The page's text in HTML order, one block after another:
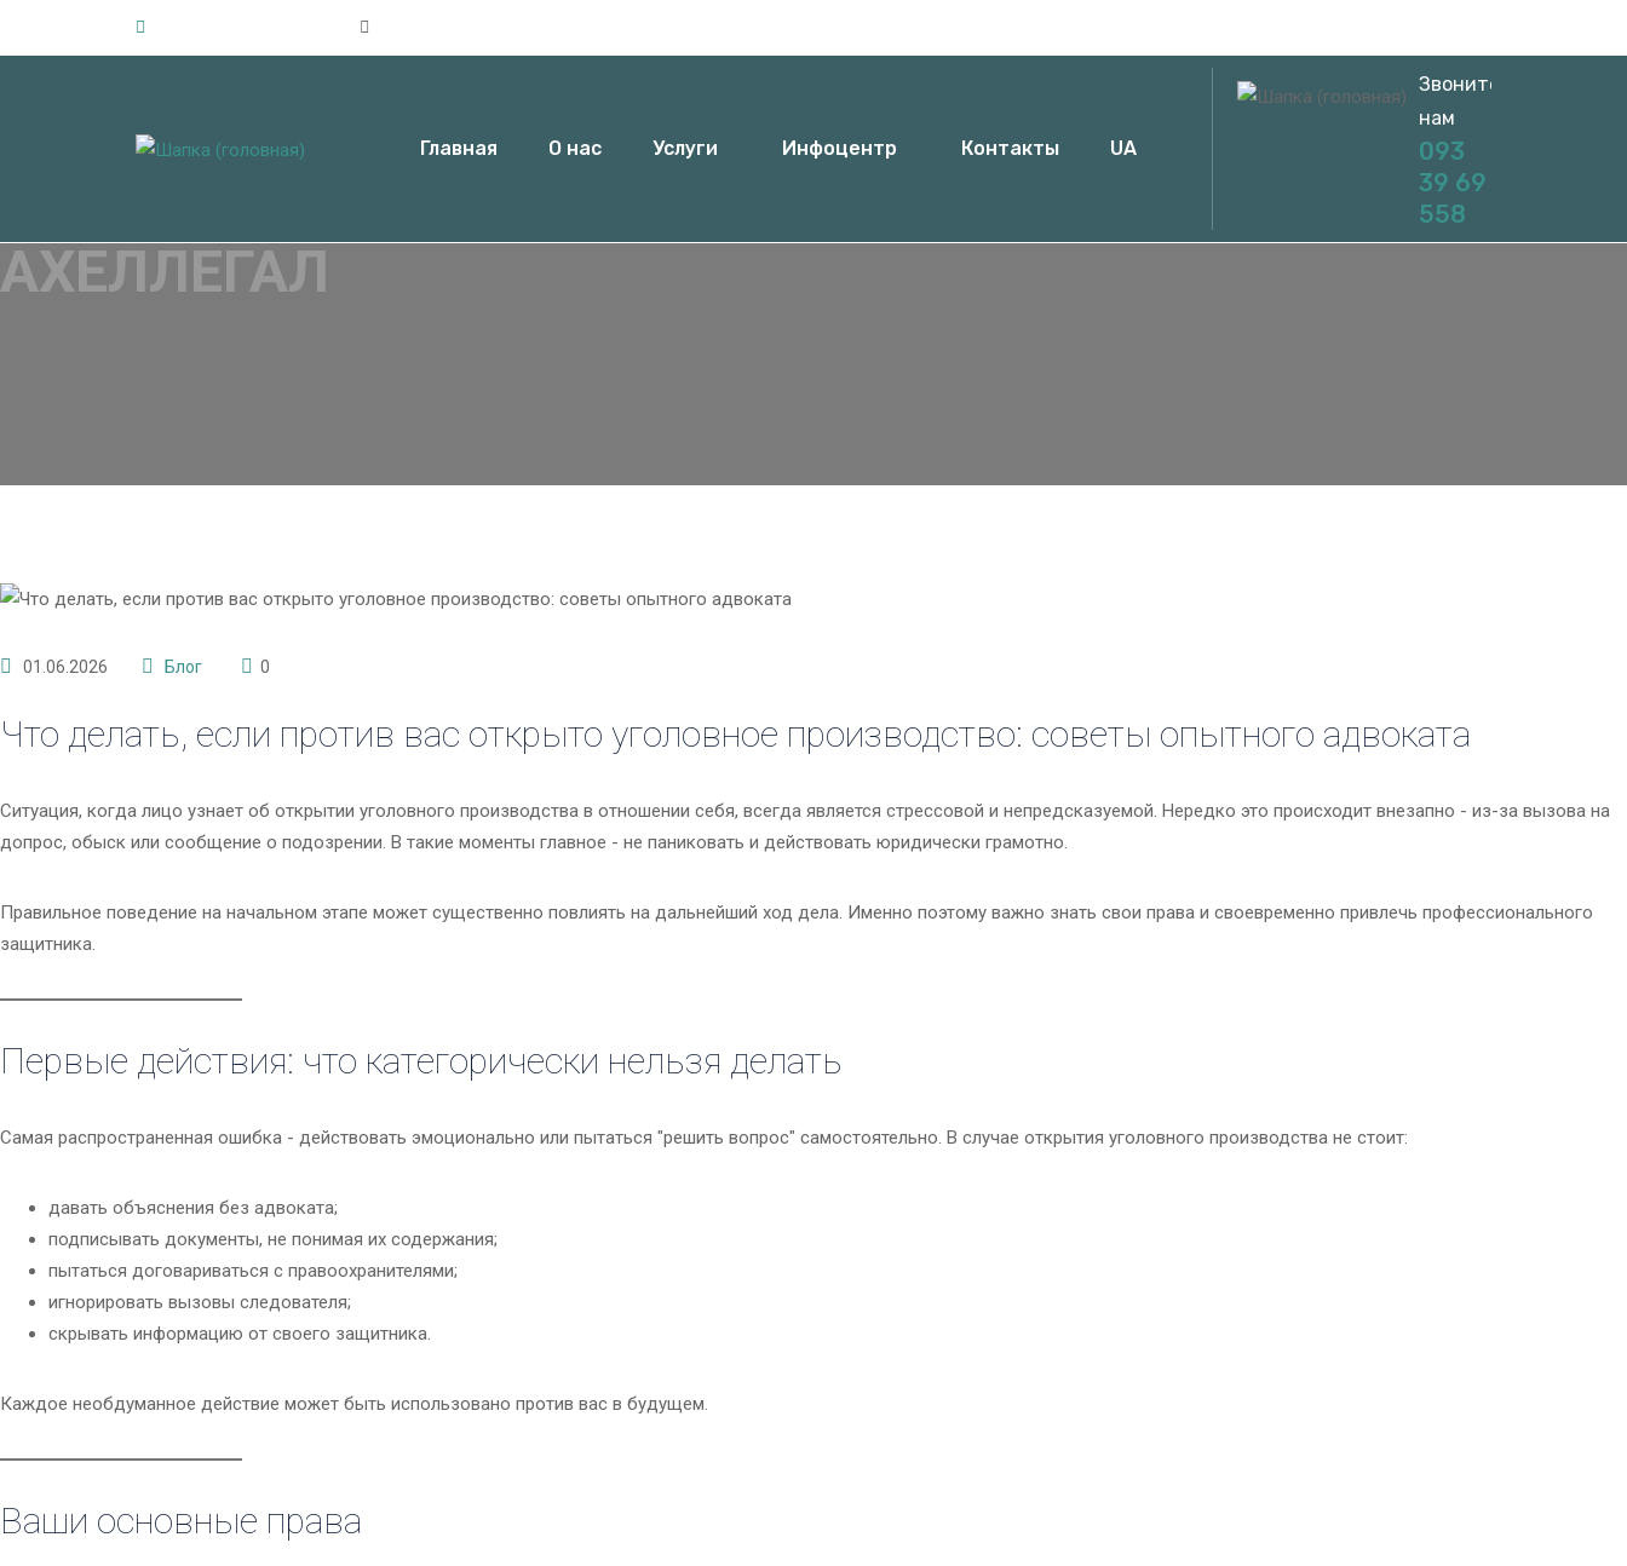
Главная О нас Услуги Инфоцентр Контакты UA
Звоните
нам
093
39 69
558
АХЕЛЛЕГАЛ
01.06.2026 Блог 0
Что делать, если против вас открыто уголовное производство: советы опытного адвоката
Ситуация, когда лицо узнает об открытии уголовного производства в отношении себя, всегда является стрессовой и непредсказуемой. Нередко это происходит внезапно - из-за вызова на
допрос, обыск или сообщение о подозрении. В такие моменты главное - не паниковать и действовать юридически грамотно.
Правильное поведение на начальном этапе может существенно повлиять на дальнейший ход дела. Именно поэтому важно знать свои права и своевременно привлечь профессионального
защитника.
Первые действия: что категорически нельзя делать
Самая распространенная ошибка - действовать эмоционально или пытаться "решить вопрос" самостоятельно. В случае открытия уголовного производства не стоит:
давать объяснения без адвоката;
подписывать документы, не понимая их содержания;
пытаться договариваться с правоохранителями;
игнорировать вызовы следователя;
скрывать информацию от своего защитника.
Каждое необдуманное действие может быть использовано против вас в будущем.
Ваши основные права